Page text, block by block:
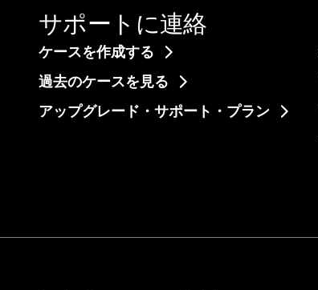
サポートに連絡​
ケースを作成する
過去のケースを見る​
アップグレード・サポート・プラン